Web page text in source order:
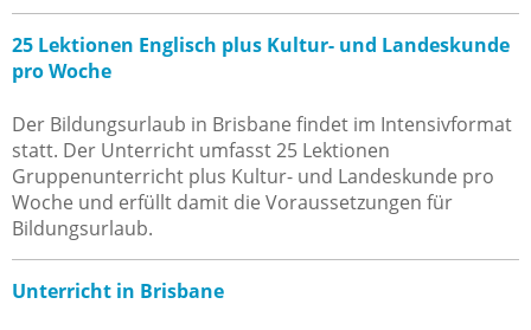
25 Lektionen Englisch plus Kultur- und Landeskunde
pro Woche
Der Bildungsurlaub in Brisbane findet im Intensivformat
statt. Der Unterricht umfasst 25 Lektionen
Gruppenunterricht plus Kultur- und Landeskunde pro
Woche und erfüllt damit die Voraussetzungen für
Bildungsurlaub.
Unterricht in Brisbane